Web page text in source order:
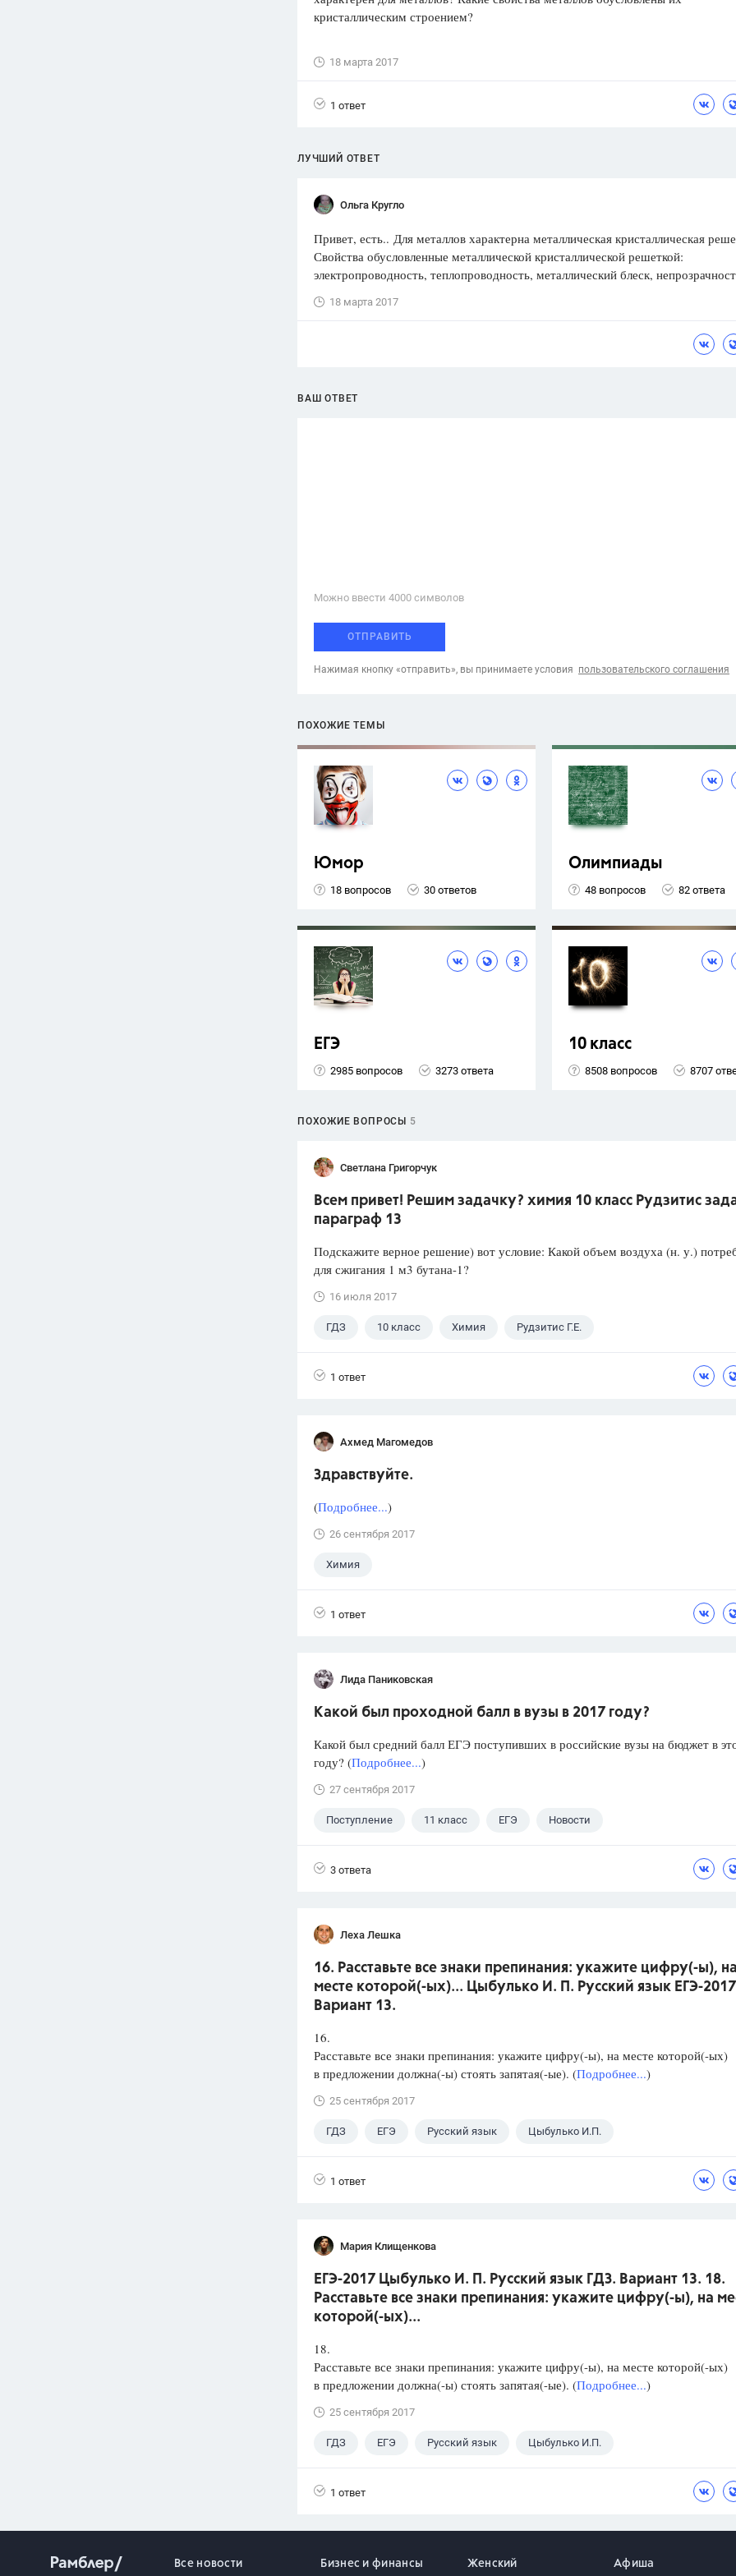
Вузы
ГИА
кристаллическим строением?
18 марта 2017
1 ответ
ЛУЧШИЙ ОТВЕТ
Ольга Кругло
Привет, есть.. Для металлов характерна металлическая кристаллическая
Свойства обусловленные металлической кристаллической решеткой:
электропроводность, теплопроводность, металлический блеск,
18 марта 2017
ВАШ ОТВЕТ
Можно ввести 4000 cимволов
ОТПРАВИТЬ
Нажимая кнопку «отправить», вы принимаете условия пользовательского соглашения
ПОХОЖИЕ ТЕМЫ
Юмор
18 вопросов 30 ответов
Олимпиады
48 вопросов 82 ответа
ЕГЭ
2985 вопросов 3273 ответа
10 класс
8508 вопросов 8707
ПОХОЖИЕ ВОПРОСЫ 5
Светлана Григорчук
Всем привет! Решим задачку? химия 10 класс Рудзитис
параграф 13
Подскажите верное решение) вот условие: Какой объем воздуха (н. у.)
для сжигания 1 м3 бутана-1?
16 июля 2017
ГДЗ 10 класс Химия Рудзитис Г.Е.
1 ответ
Ахмед Магомедов
Здравствуйте.
(Подробнее...)
26 сентября 2017
Химия
1 ответ
Лида Паниковская
Какой был проходной балл в вузы в 2017 году?
Какой был средний балл ЕГЭ поступивших в российские вузы на бюджет в
году? (Подробнее...)
27 сентября 2017
Поступление 11 класс ЕГЭ Новости
3 ответа
Леха Лешка
16. Расставьте все знаки препинания: укажите цифру(-ы),
месте которой(-ых)... Цыбулько И. П. Русский язык ЕГЭ-
Вариант 13.
16.
Расставьте все знаки препинания: укажите цифру(-ы), на месте которой(-ых)
в предложении должна(-ы) стоять запятая(-ые). (Подробнее...)
25 сентября 2017
ГДЗ ЕГЭ Русский язык Цыбулько И.П.
1 ответ
Мария Клищенкова
ЕГЭ-2017 Цыбулько И. П. Русский язык ГДЗ. Вариант 13. 18.
Расставьте все знаки препинания: укажите цифру(-ы), на
которой(-ых)...
18.
Расставьте все знаки препинания: укажите цифру(-ы), на месте которой(-ых)
в предложении должна(-ы) стоять запятая(-ые). (Подробнее...)
25 сентября 2017
ГДЗ ЕГЭ Русский язык Цыбулько И.П.
1 ответ
Все новости Бизнес и финансы Женский Афиша